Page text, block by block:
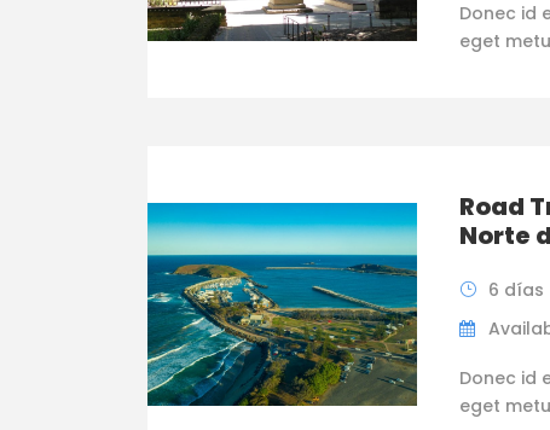
Donec id
eget
Road
Norte
6 días
Donec id
eget